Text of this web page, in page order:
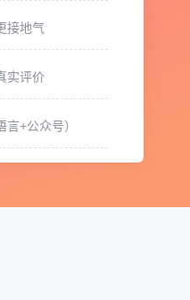
接地气
实评价
+公众号）